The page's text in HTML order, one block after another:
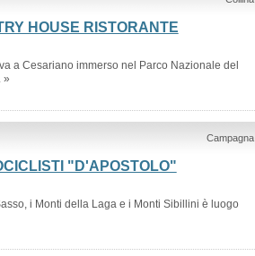
HOUSE RISTORANTE
a Cesariano immerso nel Parco Nazionale del
»
Campagna
"D'APOSTOLO"
i Monti della Laga e i Monti Sibillini è luogo